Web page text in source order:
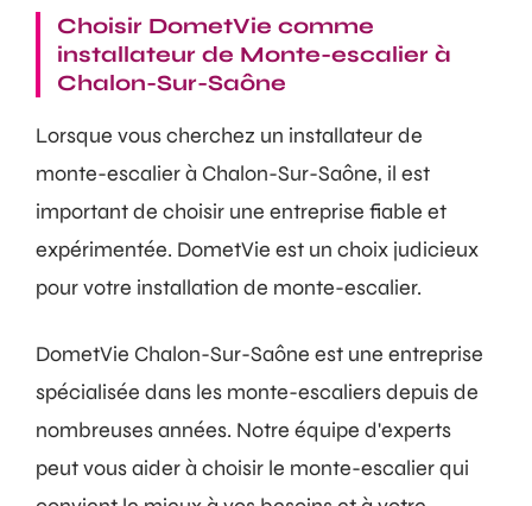
Choisir DometVie comme
installateur de Monte-escalier à
Chalon-Sur-Saône
Lorsque vous cherchez un installateur de
monte-escalier à Chalon-Sur-Saône, il est
important de choisir une entreprise fiable et
expérimentée. DometVie est un choix judicieux
pour votre installation de monte-escalier.
DometVie Chalon-Sur-Saône est une entreprise
spécialisée dans les monte-escaliers depuis de
nombreuses années. Notre équipe d'experts
peut vous aider à choisir le monte-escalier qui